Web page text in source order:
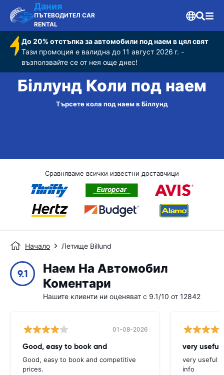
Дания
ПЪТЕВОДИТЕЛ CAR
RENTAL
До 20% отстъпка за автомобили под наем в цял свят
Тази промоция е валидна до 11 август 2026 г. -
възползвайте се от нея още днес!
Біллунд Коли под наем
Търсете кола под наем в Біллунд
Сравняваме всички известни доставчици
Начало Летище Billund
9.1
Наем На Автомобил
Коментари
Нашите клиенти ни оценяват с 9.1/10 от 12842
01-08-2026
Good, easy to book and
Good, easy to book and competitive
prices.
very useful
very useful
info